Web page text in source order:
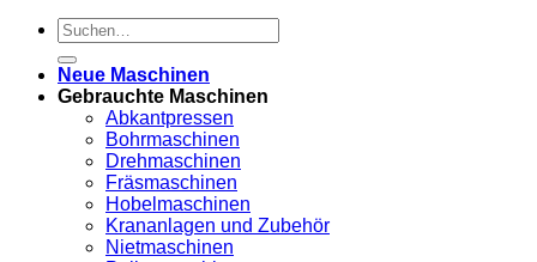
Suche
nach:
Neue Maschinen
Gebrauchte Maschinen
Abkantpressen
Bohrmaschinen
Drehmaschinen
Fräsmaschinen
Hobelmaschinen
Krananlagen und Zubehör
Nietmaschinen